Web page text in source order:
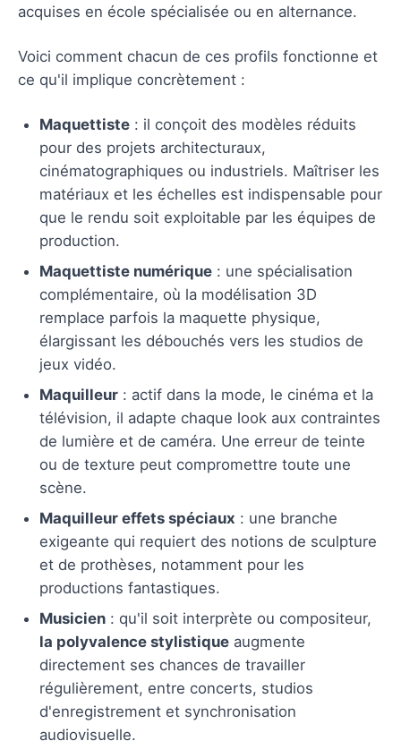
acquises en école spécialisée ou en alternance.
Voici comment chacun de ces profils fonctionne et
ce qu'il implique concrètement :
Maquettiste : il conçoit des modèles réduits
pour des projets architecturaux,
cinématographiques ou industriels. Maîtriser les
matériaux et les échelles est indispensable pour
que le rendu soit exploitable par les équipes de
production.
Maquettiste numérique : une spécialisation
complémentaire, où la modélisation 3D
remplace parfois la maquette physique,
élargissant les débouchés vers les studios de
jeux vidéo.
Maquilleur : actif dans la mode, le cinéma et la
télévision, il adapte chaque look aux contraintes
de lumière et de caméra. Une erreur de teinte
ou de texture peut compromettre toute une
scène.
Maquilleur effets spéciaux : une branche
exigeante qui requiert des notions de sculpture
et de prothèses, notamment pour les
productions fantastiques.
Musicien : qu'il soit interprète ou compositeur,
la polyvalence stylistique augmente
directement ses chances de travailler
régulièrement, entre concerts, studios
d'enregistrement et synchronisation
audiovisuelle.